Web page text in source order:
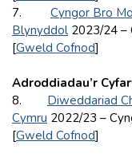
7.
Cyngor Bro
Blynyddol 2023/24 –
[Gweld Cofnod]
Adroddiadau’r
8. Diweddariad
Cymru 2022/23 –
[Gweld Cofnod]